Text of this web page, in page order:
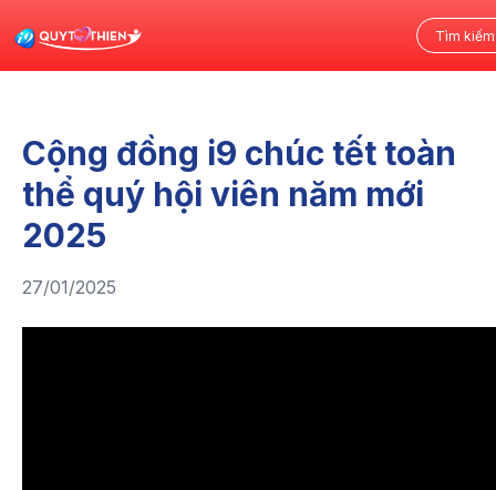
Cộng đồng i9 chúc tết toàn
thể quý hội viên năm mới
2025
27/01/2025